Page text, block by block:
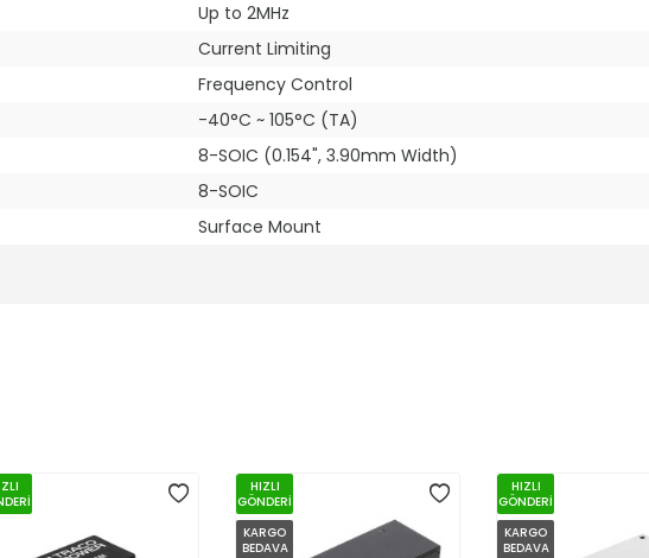
Up to 2MHz
Current Limiting
Frequency Control
-40°C ~ 105°C (TA)
8-SOIC (0.154", 3.90mm Width)
8-SOIC
Surface Mount
HIZLI
GÖNDERİ
KARGO
BEDAVA
HIZLI
GÖNDERİ
KARGO
BEDAVA